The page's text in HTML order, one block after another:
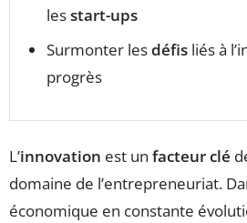
lesstart-ups
Surmonter lesdéfis liés à
progrès
L’innovation est un facteur clé
domaine de l’entrepreneuriat.
économique en constante